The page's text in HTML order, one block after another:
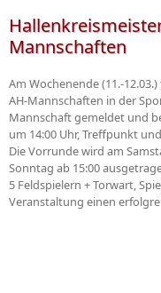
Mannschaften
Am Wochenende (11.-
AH-Mannschaften in der
Mannschaft gemeldet und
um 14:00 Uhr, Treffpunkt
Die Vorrunde wird am
Sonntag ab 15:00
5 Feldspielern + Torwart,
Veranstaltung einen